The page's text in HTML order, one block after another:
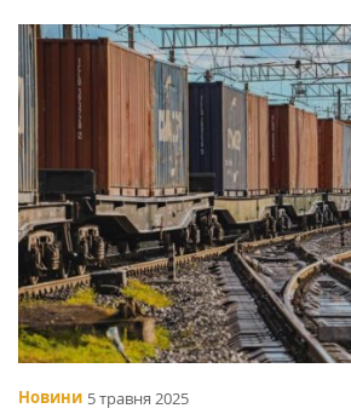
Новини 5 травня 2025